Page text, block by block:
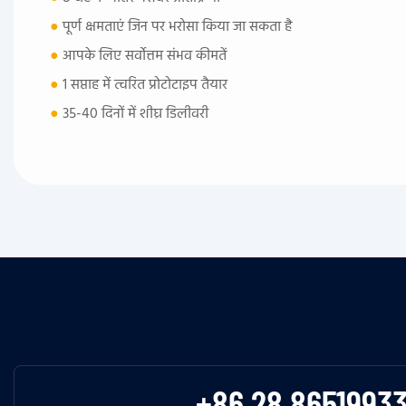
●पूर्ण क्षमताएं जिन पर भरोसा किया जा सकता है
●आपके लिए सर्वोत्तम संभव कीमतें
●1 सप्ताह में त्वरित प्रोटोटाइप तैयार
●35-40 दिनों में शीघ्र डिलीवरी